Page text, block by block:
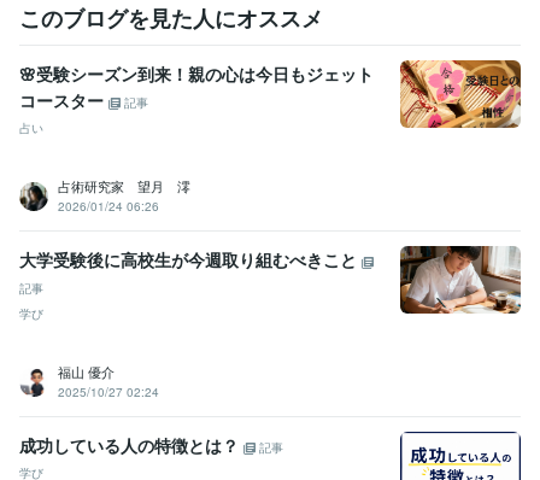
このブログを見た人にオススメ
🌸受験シーズン到来！親の心は今日もジェット
コースター
記事
占い
占術研究家 望月 澪
2026/01/24 06:26
大学受験後に高校生が今週取り組むべきこと
記事
学び
福山 優介
2025/10/27 02:24
成功している人の特徴とは？
記事
学び